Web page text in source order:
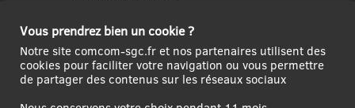
Vous prendrez bien un cookie ?
Notre site comcom-sgc.fr et nos partenaires utilisent des
cookies pour faciliter votre navigation ou vous permettre
de partager des contenus sur les réseaux sociaux